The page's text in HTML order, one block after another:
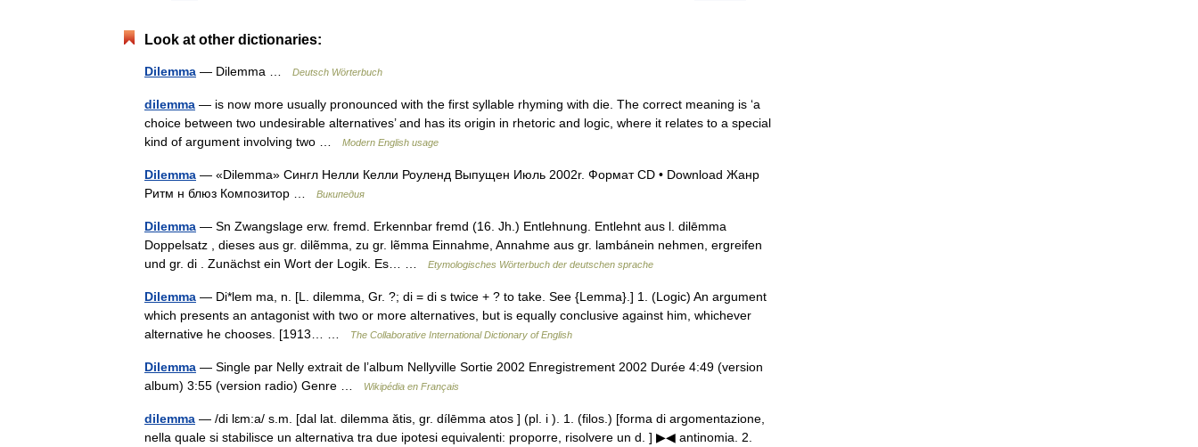
Look at other dictionaries:
Dilemma — Dilemma … Deutsch Wörterbuch
dilemma — is now more usually pronounced with the first syllable rhyming with die. The correct meaning is ‘a
choice between two undesirable alternatives’ and has its origin in rhetoric and logic, where it relates to a special
kind of argument involving two …
Modern English usage
Dilemma — «Dilemma» Сингл Нелли Келли Роуленд Выпущен Июль 2002r. Формат CD • Download Жанр
Ритм н блюз Композитор …
Википедия
Dilemma — Sn Zwangslage erw. fremd. Erkennbar fremd (16. Jh.) Entlehnung. Entlehnt aus l. dilēmma
Doppelsatz , dieses aus gr. dilẽmma, zu gr. lẽmma Einnahme, Annahme aus gr. lambánein nehmen, ergreifen
und gr. di . Zunächst ein Wort der Logik. Es… …
Etymologisches Wörterbuch der deutschen sprache
Dilemma — Di*lem ma, n. [L. dilemma, Gr. ?; di = di s twice + ? to take. See {Lemma}.] 1. (Logic) An argument
which presents an antagonist with two or more alternatives, but is equally conclusive against him, whichever
alternative he chooses. [1913… …
The Collaborative International Dictionary of English
Dilemma — Single par Nelly extrait de l’album Nellyville Sortie 2002 Enregistrement 2002 Durée 4:49 (version
album) 3:55 (version radio) Genre …
Wikipédia en Français
dilemma — /di lɛm:a/ s.m. [dal lat. dilemma ătis, gr. dílēmma atos ] (pl. i ). 1. (filos.) [forma di argomentazione,
nella quale si stabilisce un alternativa tra due ipotesi equivalenti: proporre, risolvere un d. ] ▶◀ antinomia. 2.